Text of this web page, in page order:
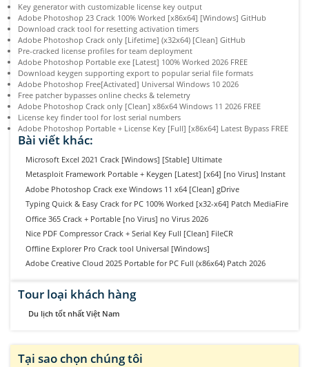
Key generator with customizable license key output
Adobe Photoshop 23 Crack 100% Worked [x86x64] [Windows] GitHub
Download crack tool for resetting activation timers
Adobe Photoshop Crack only [Lifetime] (x32x64) [Clean] GitHub
Pre-cracked license profiles for team deployment
Adobe Photoshop Portable exe [Latest] 100% Worked 2026 FREE
Download keygen supporting export to popular serial file formats
Adobe Photoshop Free[Activated] Universal Windows 10 2026
Free patcher bypasses online checks & telemetry
Adobe Photoshop Crack only [Clean] x86x64 Windows 11 2026 FREE
License key finder tool for lost serial numbers
Adobe Photoshop Portable + License Key [Full] [x86x64] Latest Bypass FREE
Bài viết khác:
Microsoft Excel 2021 Crack [Windows] [Stable] Ultimate
Metasploit Framework Portable + Keygen [Latest] [x64] [no Virus] Instant
Adobe Photoshop Crack exe Windows 11 x64 [Clean] gDrive
Typing Quick & Easy Crack for PC 100% Worked [x32-x64] Patch MediaFire
Office 365 Crack + Portable [no Virus] no Virus 2026
Nice PDF Compressor Crack + Serial Key Full [Clean] FileCR
Offline Explorer Pro Crack tool Universal [Windows]
Adobe Creative Cloud 2025 Portable for PC Full (x86x64) Patch 2026
Tour loại khách hàng
Du lịch tốt nhất Việt Nam
Tại sao chọn chúng tôi